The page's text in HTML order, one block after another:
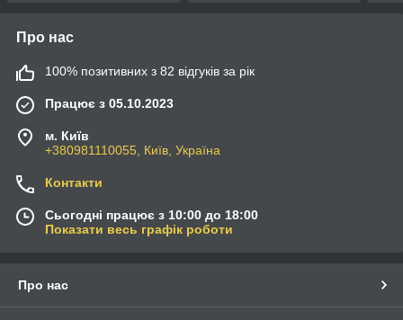
Про нас
100% позитивних з 82 відгуків за рік
Працює з 05.10.2023
м. Київ
+380981110055, Київ, Україна
Контакти
Сьогодні працює з 10:00 до 18:00
Показати весь графік роботи
Про нас